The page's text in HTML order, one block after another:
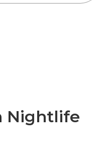
Nightlife